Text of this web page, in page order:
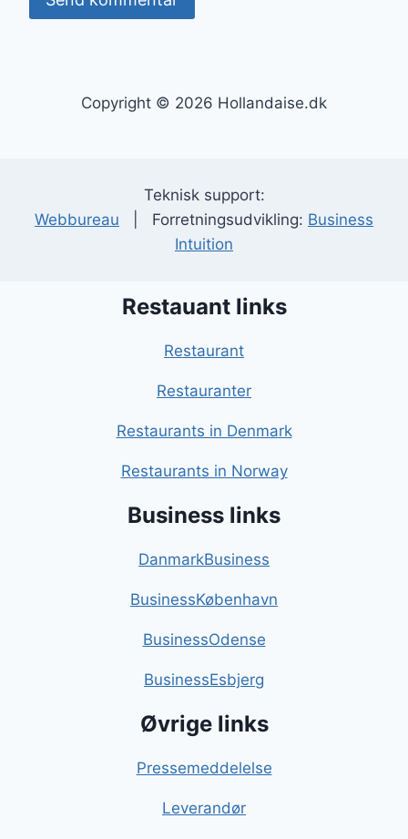
Copyright © 2026 Hollandaise.dk
Teknisk support:
Webbureau | Forretningsudvikling: Business
Intuition
Restauant links
Restaurant
Restauranter
Restaurants in Denmark
Restaurants in Norway
Business links
DanmarkBusiness
BusinessKøbenhavn
BusinessOdense
BusinessEsbjerg
Øvrige links
Pressemeddelelse
Leverandør